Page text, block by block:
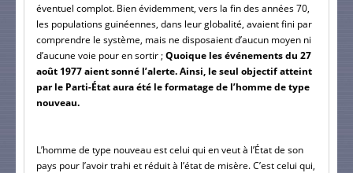
éventuel complot. Bien évidemment, vers la fin des années 70,
les populations guinéennes, dans leur globalité, avaient fini par
comprendre le système, mais ne disposaient d’aucun moyen ni
d’aucune voie pour en sortir ; Quoique les événements du 27
août 1977 aient sonné l’alerte. Ainsi, le seul objectif atteint
par le Parti-État aura été le formatage de l’homme de type
nouveau.
L’homme de type nouveau est celui qui en veut à l’État de son
pays pour l’avoir trahi et réduit à l’état de misère. C’est celui qui,